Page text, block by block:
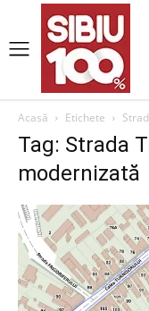
Acasă Etichete
Tag: Strada
modernizată